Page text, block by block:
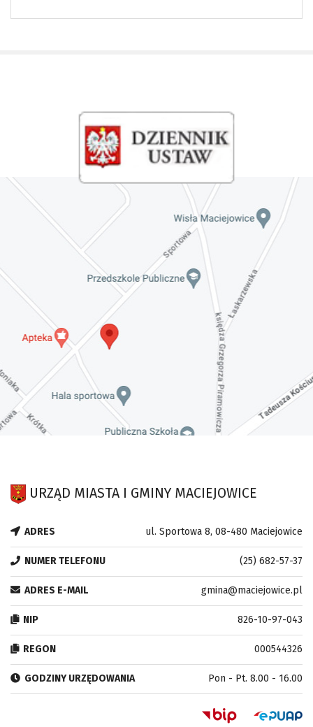
URZĄD MIASTA I GMINY MACIEJOWICE
ADRES ul. Sportowa 8, 08-480 Maciejowice
NUMER TELEFONU (25) 682-57-37
ADRES E-MAIL gmina@maciejowice.pl
NIP 826-10-97-043
REGON 000544326
GODZINY URZĘDOWANIA Pon - Pt. 8.00 - 16.00